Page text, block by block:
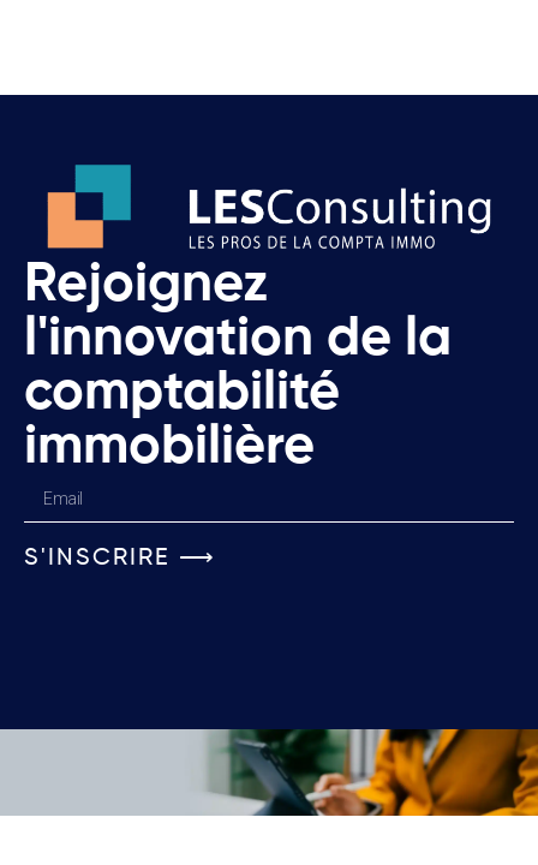
Rejoignez
l'innovation de la
comptabilité
immobilière
S'INSCRIRE ⟶